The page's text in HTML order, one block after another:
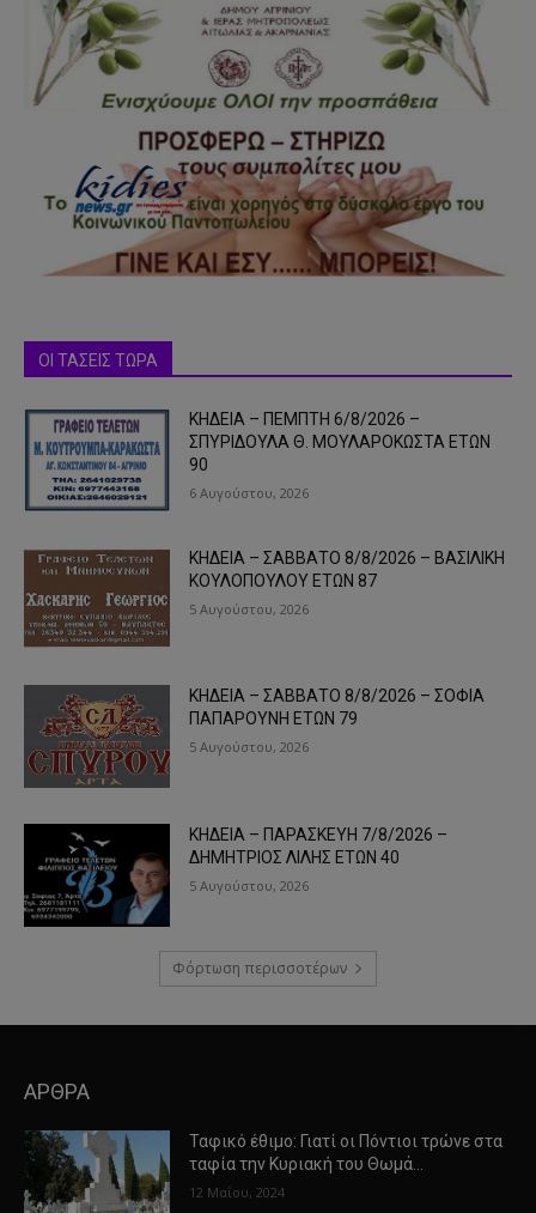
ΟΙ ΤΑΣΕΙΣ ΤΩΡΑ
ΚΗΔΕΙΑ – ΠΕΜΠΤΗ 6/8/2026 –
ΣΠΥΡΙΔΟΥΛΑ Θ. ΜΟΥΛΑΡΟΚΩΣΤΑ ΕΤΩΝ
90
6 Αυγούστου, 2026
ΚΗΔΕΙΑ – ΣΑΒΒΑΤΟ 8/8/2026 – ΒΑΣΙΛΙΚΗ
ΚΟΥΛΟΠΟΥΛΟΥ ΕΤΩΝ 87
5 Αυγούστου, 2026
ΚΗΔΕΙΑ – ΣΑΒΒΑΤΟ 8/8/2026 – ΣΟΦΙΑ
ΠΑΠΑΡΟΥΝΗ ΕΤΩΝ 79
5 Αυγούστου, 2026
ΚΗΔΕΙΑ – ΠΑΡΑΣΚΕΥΗ 7/8/2026 –
ΔΗΜΗΤΡΙΟΣ ΛΙΛΗΣ ΕΤΩΝ 40
5 Αυγούστου, 2026
Φόρτωση περισσοτέρων
ΑΡΘΡΑ
Ταφικό έθιμο: Γιατί οι Πόντιοι τρώνε στα
ταφία την Κυριακή του Θωμά…
12 Μαΐου, 2024